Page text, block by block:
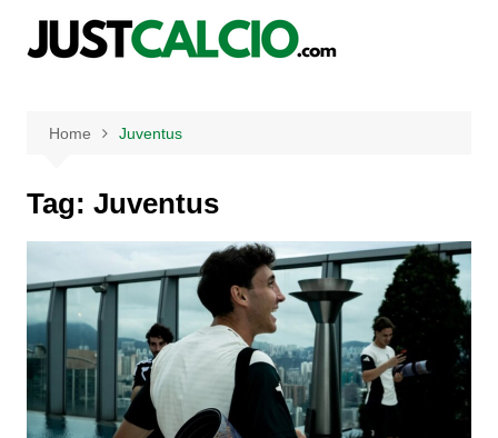
Home Juventus
Tag: Juventus